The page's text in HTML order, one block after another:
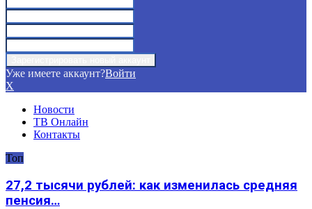
Уже имеете аккаунт?Войти
X
Новости
ТВ Онлайн
Контакты
Топ
27,2 тысячи рублей: как изменилась средняя
пенсия…